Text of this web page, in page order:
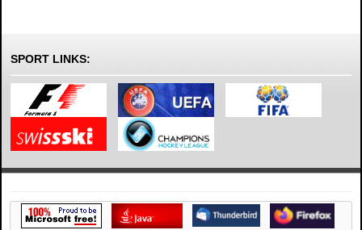
SPORT LINKS: